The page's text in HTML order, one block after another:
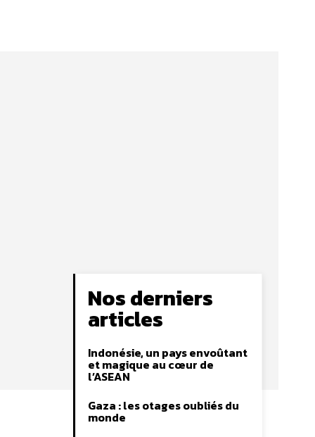
Nos derniers
articles
Indonésie, un pays envoûtant
et magique au cœur de
l’ASEAN
Gaza : les otages oubliés du
monde